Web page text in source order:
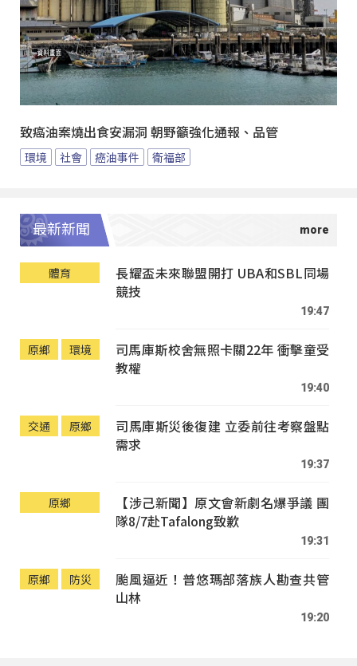
致癌油案燒出食安漏洞 朝野籲強化通報、品管
環境 社會 癌油事件 衛福部
最新新聞
體育
長耀盃未來聯盟開打 UBA和SBL同場
競技
19:47
原鄉 環境
司馬庫斯校舍無照卡關22年 衝擊童受
教權
19:40
交通 原鄉
司馬庫斯災後復建 立委前往考察盤點
需求
19:37
原鄉
【涉己新聞】原文會新劇名爆爭議 團
隊8/7赴Tafalong致歉
19:31
原鄉 防災
颱風逼近！普悠瑪部落族人勘查共管
山林
19:20